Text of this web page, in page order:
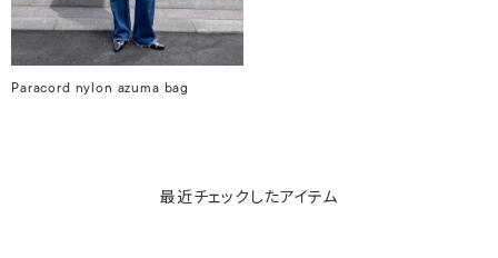
Paracord nylon azuma bag
最近チェックしたアイテム